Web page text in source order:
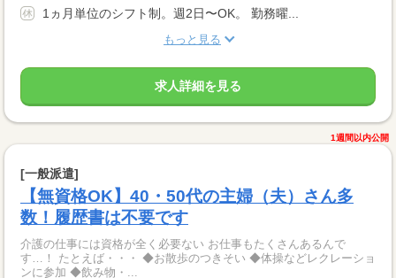
1ヵ月単位のシフト制。週2日〜OK。 勤務曜...
もっと見る
求人詳細を見る
1週間以内公開
[一般派遣]
【無資格OK】40・50代の主婦（夫）さん多
数！履歴書は不要です
介護の仕事には資格が全く必要ない お仕事もたくさんあるんで
す…！ たとえば・・・ ◆お散歩のつきそい ◆体操などレクレーショ
ンに参加 ◆飲み物・...